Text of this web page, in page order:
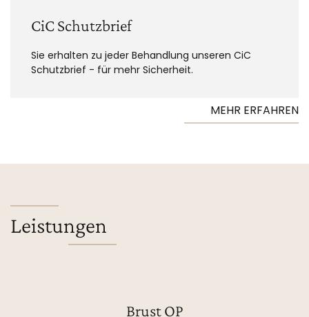
CiC Schutzbrief
Sie erhalten zu jeder Behandlung unseren CiC
Schutzbrief - für mehr Sicherheit.
MEHR ERFAHREN
Leistungen
Brust OP